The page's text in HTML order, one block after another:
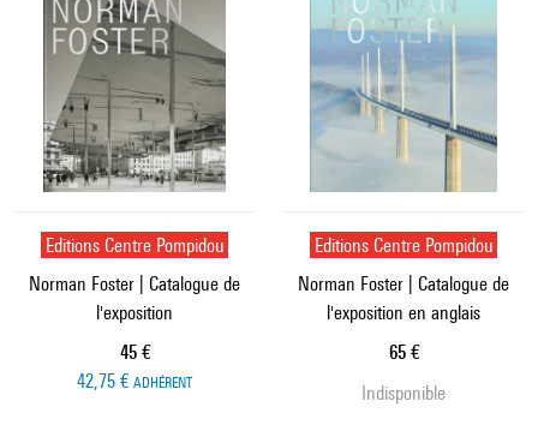
Editions Centre Pompidou
Norman Foster | Catalogue de
l'exposition
Prix ​​actuel
45 €
42,75 € ADHÉRENT
Editions Centre Pompidou
Norman Foster | Catalogue de
l'exposition en anglais
Prix ​​actuel
65 €
Indisponible